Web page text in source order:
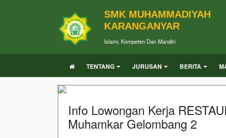
SMK MUHAMMADIYAH
KARANGANYAR
Islami, Kompeten Dan Mandiri
TENTANG JURUSAN BERITA
Info Lowongan Kerja
Muhamkar Gelombang 2